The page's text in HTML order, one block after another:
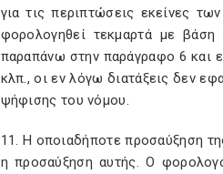
για τις περιπτώσεις εκείνες
φορολογηθεί τεκμαρτά με βάση
παραπάνω στην παράγραφο 6 και
κλπ., οι εν λόγω διατάξεις δεν
ψήφισης του νόμου.
11. Η οποιαδήποτε προσαύξηση
η προσαύξηση αυτής. Ο